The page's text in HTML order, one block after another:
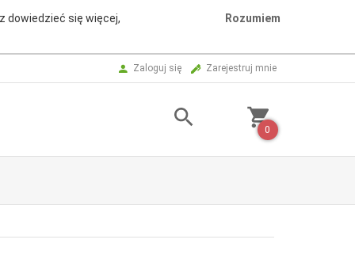
dowiedzieć się więcej, Rozumiem
Zaloguj się Zarejestruj mnie
0